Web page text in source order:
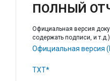
ПОЛНЫЙ
Официальная версия
содержать подписи, и т.д.)
Официальная версия
TXT*